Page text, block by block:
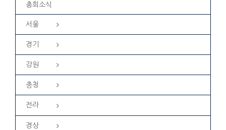
총회소식
서울
경기
강원
충청
전라
경상